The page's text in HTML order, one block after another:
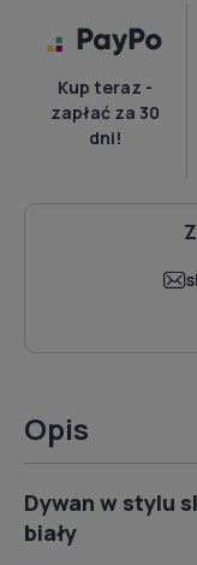
Kup teraz -
zapłać za 30
dni!
Opis
Dywan w stylu
biały